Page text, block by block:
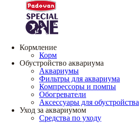
Кормление
Корм
Обустройство аквариума
Аквариумы
Фильтры для аквариума
Компрессоры и помпы
Обогреватели
Аксессуары для обустройства
Уход за аквариумом
Средства по уходу